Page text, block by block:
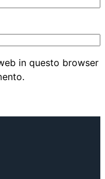
in questo browser